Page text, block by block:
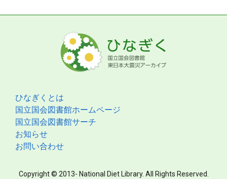
ひなぎくとは
国立国会図書館ホームページ
国立国会図書館サーチ
お知らせ
お問い合わせ
Copyright © 2013- National Diet Library. All Rights Reserved.